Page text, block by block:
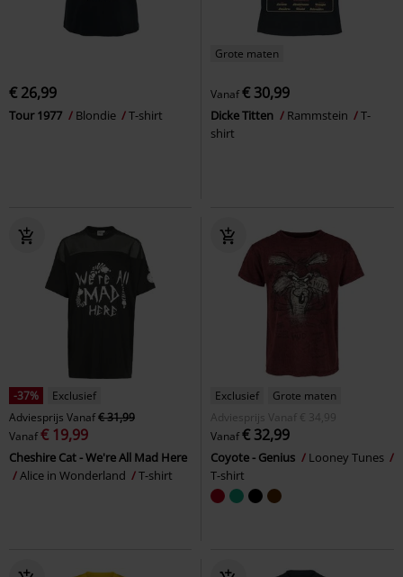
€ 26,99
Tour 1977 Blondie T-shirt
Grote maten
Vanaf€ 30,99
Dicke Titten Rammstein
T-
shirt
-37%
Exclusief
Adviesprijs Vanaf€ 31,99
Vanaf€ 19,99
Cheshire Cat - We're All Mad Here
Alice in Wonderland
T-shirt
Exclusief
Grote maten
Adviesprijs
Vanaf € 34,99
Vanaf€ 32,99
Coyote - Genius
Looney Tunes
T-shirt